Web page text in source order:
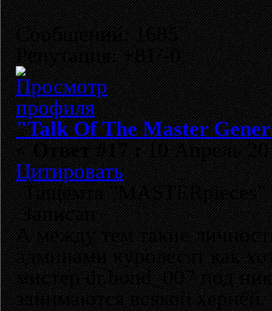
Сообщений: 1685
Репутация: +81/-0
"Talk Of The Master
«Ответ #17 :10 Апрель
Цитировать
Тащемта "MASTERpieces"
Записан
А между тем такие
админами куролесят как
мистер dr.bond_007 под
занимаются всякой